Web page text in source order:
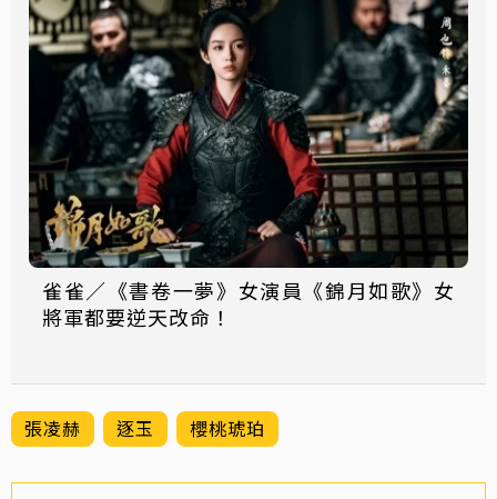
雀雀／《書卷一夢》女演員《錦月如歌》女
將軍都要逆天改命！
張凌赫 逐玉 櫻桃琥珀